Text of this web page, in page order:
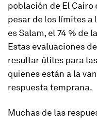
población de El
pesar de los límites a
es Salam, el 74 % de
Estas evaluaciones
resultar útiles para
quienes están a la
respuesta temprana.
Muchas de las